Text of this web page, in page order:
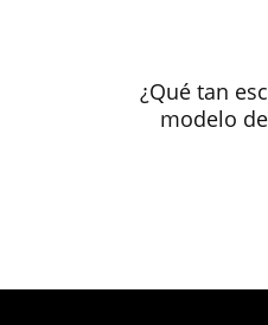
¿Qué tan
modelo